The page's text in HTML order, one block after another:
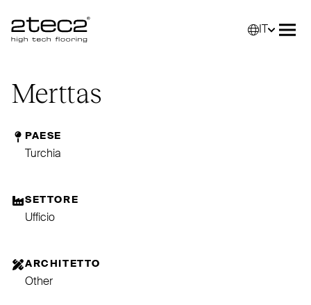
Primary
Merttas
PAESE
Turchia
SETTORE
Ufficio
ARCHITETTO
Other